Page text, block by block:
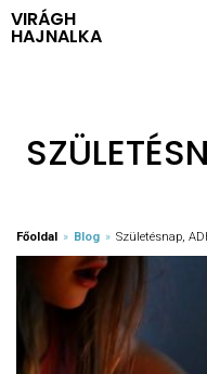
VIRÁGH
HAJNALKA
NYUGODT
Főoldal » Blog » Születésnap,